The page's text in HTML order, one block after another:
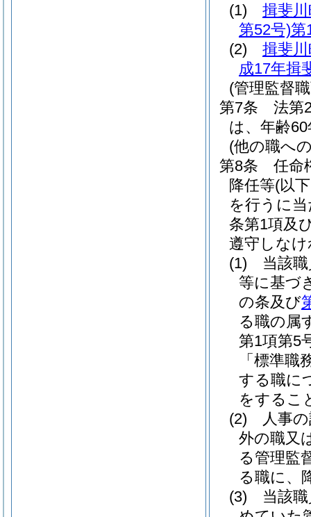
(1)
揖斐
第52号)第
(2)
揖斐
成17年揖
(管理監督
第7条
法第
は、年齢
(他の職へ
第8条
任命
降任等(以
を行うに
条第1項及
遵守しな
(1)
当該
等に基づ
の条及び
る職の属
第1項第5
「標準職
する職に
をするこ
(2)
人事
外の職又
る管理監
る職に、
(3)
当該